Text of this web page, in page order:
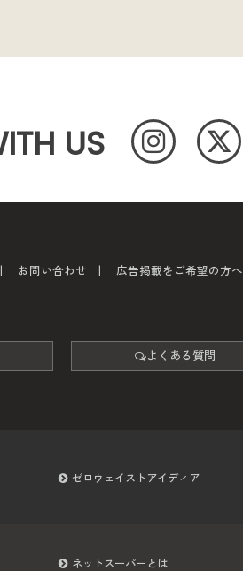
US
お問い合わせ 広告掲載をご希望の方へ
よくある質問
ゼロウェイストアイディア
ネットスーパーとは